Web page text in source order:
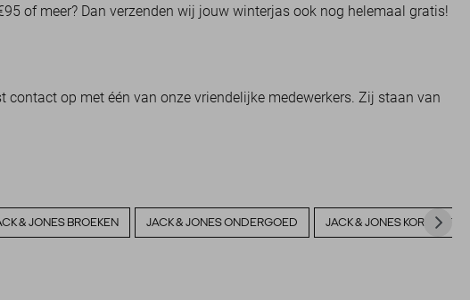
of meer? Dan verzenden wij jouw winterjas ook nog helemaal gratis!
op met één van onze vriendelijke medewerkers. Zij staan van
& JONES BROEKEN JACK & JONES ONDERGOED JACK & JONES KORTE